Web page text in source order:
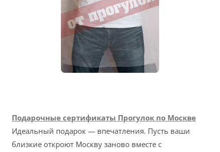
Подарочные сертификаты Прогулок по Москве
Идеальный подарок — впечатления. Пусть ваши
близкие откроют Москву заново вместе с